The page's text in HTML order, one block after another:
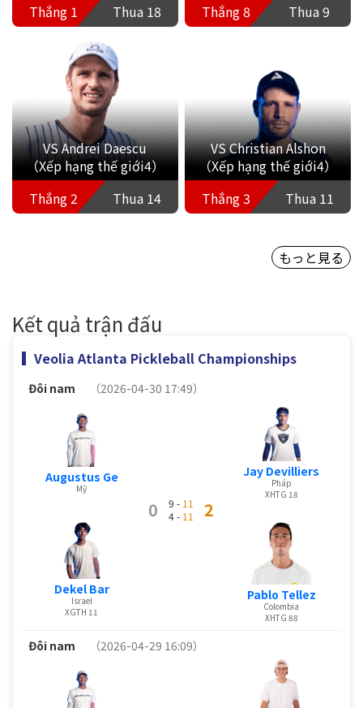
Thắng 1
Thua 18
Thắng 8
Thua 9
VS Andrei Daescu
（Xếp hạng thế giới4）
Thắng 2
Thua 14
VS Christian Alshon
（Xếp hạng thế giới4）
Thắng 3
Thua 11
もっと見る
Kết quả trận đấu
Veolia Atlanta Pickleball Championships
Đôi nam （2026-04-30 17:49）
Augustus Ge
Mỹ
Dekel Bar
Israel
XGTH 11
0 9 - 11
4 - 11 2
Jay Devilliers
Pháp
XHTG 18
Pablo Tellez
Colombia
XHTG 88
Đôi nam （2026-04-29 16:09）